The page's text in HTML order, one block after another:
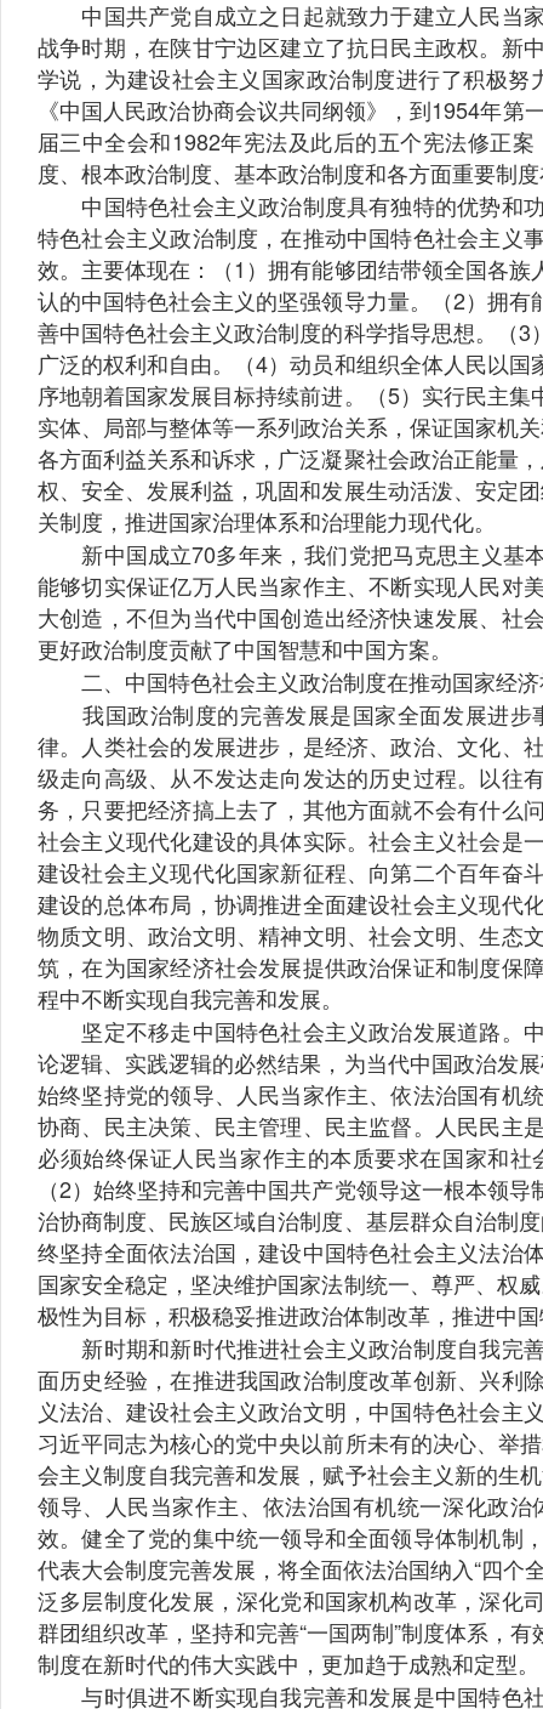
中国共产党自成立之日起就致力于建立人民当
战争时期，在陕甘宁边区建立了抗日民主政权。新
学说，为建设社会主义国家政治制度进行了积极
《中国人民政治协商会议共同纲领》，到1954年
届三中全会和1982年宪法及此后的五个宪法修正
度、根本政治制度、基本政治制度和各方面重要制
中国特色社会主义政治制度具有独特的优势和
特色社会主义政治制度，在推动中国特色社会主义
效。主要体现在：（1）拥有能够团结带领全国各
认的中国特色社会主义的坚强领导力量。（2）拥
善中国特色社会主义政治制度的科学指导思想。（
广泛的权利和自由。（4）动员和组织全体人民以
序地朝着国家发展目标持续前进。（5）实行民主
实体、局部与整体等一系列政治关系，保证国家机
各方面利益关系和诉求，广泛凝聚社会政治正能量
权、安全、发展利益，巩固和发展生动活泼、安定
关制度，推进国家治理体系和治理能力现代化。
新中国成立70多年来，我们党把马克思主义基
能够切实保证亿万人民当家作主、不断实现人民对
大创造，不但为当代中国创造出经济快速发展、社
更好政治制度贡献了中国智慧和中国方案。
二、中国特色社会主义政治制度在推动国家经济
我国政治制度的完善发展是国家全面发展进步
律。人类社会的发展进步，是经济、政治、文化、
级走向高级、从不发达走向发达的历史过程。以往
务，只要把经济搞上去了，其他方面就不会有什么
社会主义现代化建设的具体实际。社会主义社会是
建设社会主义现代化国家新征程、向第二个百年奋
建设的总体布局，协调推进全面建设社会主义现代
物质文明、政治文明、精神文明、社会文明、生态
筑，在为国家经济社会发展提供政治保证和制度保
程中不断实现自我完善和发展。
坚定不移走中国特色社会主义政治发展道路。
论逻辑、实践逻辑的必然结果，为当代中国政治发
始终坚持党的领导、人民当家作主、依法治国有机
协商、民主决策、民主管理、民主监督。人民民主
必须始终保证人民当家作主的本质要求在国家和
（2）始终坚持和完善中国共产党领导这一根本领
治协商制度、民族区域自治制度、基层群众自治制
终坚持全面依法治国，建设中国特色社会主义法治
国家安全稳定，坚决维护国家法制统一、尊严、权
极性为目标，积极稳妥推进政治体制改革，推进中
新时期和新时代推进社会主义政治制度自我完
面历史经验，在推进我国政治制度改革创新、兴利
义法治、建设社会主义政治文明，中国特色社会主
习近平同志为核心的党中央以前所未有的决心、举
会主义制度自我完善和发展，赋予社会主义新的生
领导、人民当家作主、依法治国有机统一深化政
效。健全了党的集中统一领导和全面领导体制机制
代表大会制度完善发展，将全面依法治国纳入“四
泛多层制度化发展，深化党和国家机构改革，深化
群团组织改革，坚持和完善“一国两制”制度体系，
制度在新时代的伟大实践中，更加趋于成熟和定型。
与时俱进不断实现自我完善和发展是中国特色